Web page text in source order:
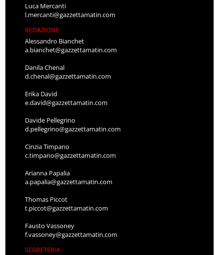
Luca Mercanti
l.mercanti@gazzettamatin.com
REDAZIONE
Alessandro Bianchet
a.bianchet@gazzettamatin.com
Danila Chenal
d.chenal@gazzettamatin.com
Erika David
e.david@gazzettamatin.com
Davide Pellegrino
d.pellegrino@gazzettamatin.com
Cinzia Timpano
c.timpano@gazzettamatin.com
Arianna Papalia
a.papalia@gazzettamatin.com
Thomas Piccot
t.piccot@gazzettamatin.com
Fausto Vassoney
f.vassoney@gazzettamatin.com
SEGRETERIA